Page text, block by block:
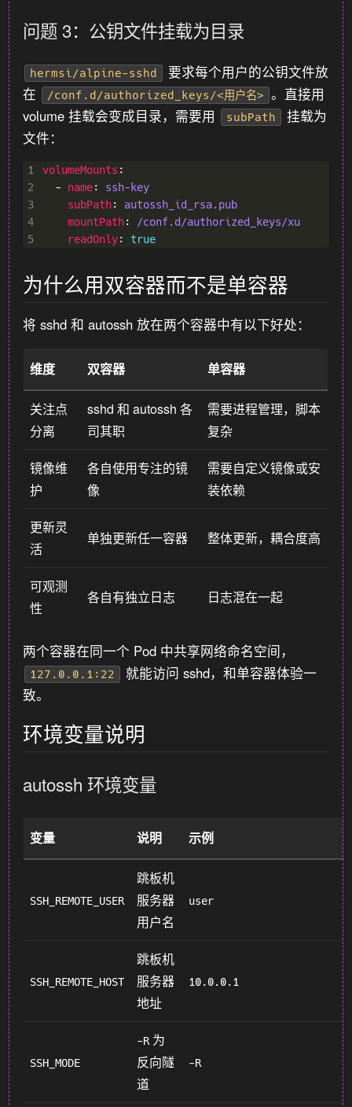
问题 3：公钥文件挂载为目录
hermsi/alpine-sshd
要求每个用户的公钥文件放
在
/conf.d/authorized_keys/<用户名>
。直接用
volume 挂载会变成目录，需要用
subPath
挂载为
文件：
1 volumeMounts
2
  -
name: ssh-key
3
subPath: autossh_id_rsa.pub
4
mountPath:
/conf.d/authorized_keys/xu
5
readOnly: true
为什么用双容器而不是单容器
将 sshd 和 autossh 放在两个容器中有以下好处：
维度 双容器 单容器
关注点
分离
sshd 和 autossh 各
司其职
需要进程管理，脚本
复杂
镜像维
护
各自使用专注的镜
像
需要自定义镜像或安
装依赖
更新灵
活
单独更新任一容器 整体更新，耦合度高
可观测
性
各自有独立日志 日志混在一起
两个容器在同一个 Pod 中共享网络命名空间，
127.0.0.1:22
就能访问 sshd，和单容器体验一
致。
环境变量说明
autossh 环境变量
变量 说明 示例
SSH_REMOTE_USER
跳板机
服务器
用户名
user
SSH_REMOTE_HOST
跳板机
服务器
地址
10.0.0.1
SSH_MODE
-R为
反向隧
道
-R